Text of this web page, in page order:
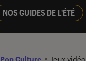
NOS GUIDES DE L'ÉTÉ
Pop Culture Jeux vidéo